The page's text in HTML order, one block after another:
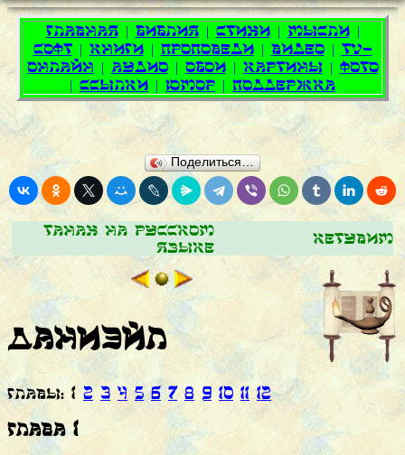
Поделиться…
Танах на русском
языке
Кетувим
Даниэйл
ГЛАВЫ: 12 3 4 5 6 7 8 9 10 11 12
Глава 1